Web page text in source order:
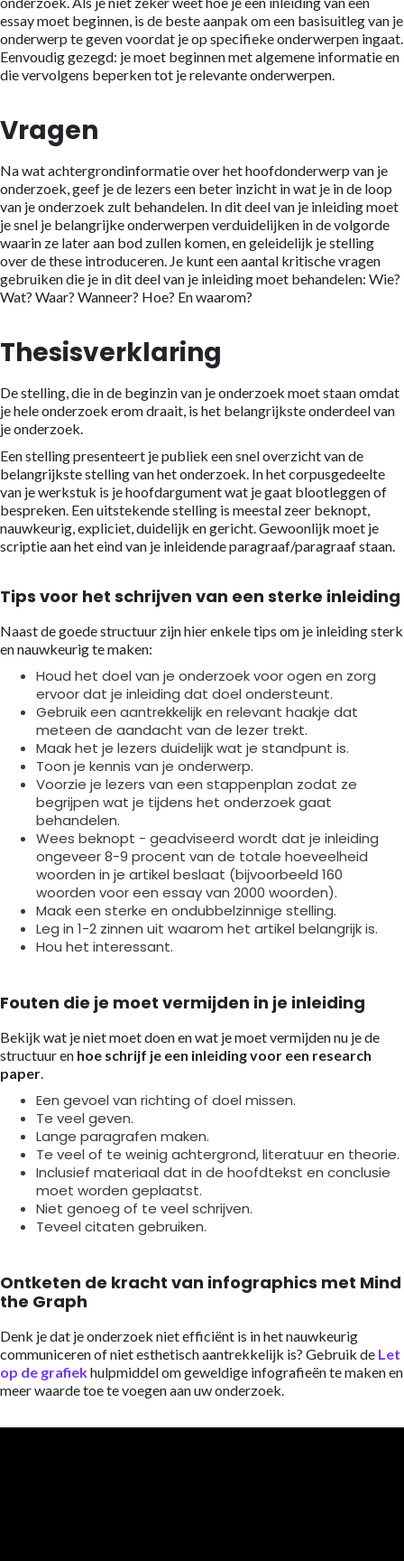
essay moet beginnen, is de beste aanpak om een basisuitleg van je
onderwerp te geven voordat je op specifieke onderwerpen ingaat.
Eenvoudig gezegd: je moet beginnen met algemene informatie en
die vervolgens beperken tot je relevante onderwerpen.
Vragen
Na wat achtergrondinformatie over het hoofdonderwerp van je
onderzoek, geef je de lezers een beter inzicht in wat je in de loop
van je onderzoek zult behandelen. In dit deel van je inleiding moet
je snel je belangrijke onderwerpen verduidelijken in de volgorde
waarin ze later aan bod zullen komen, en geleidelijk je stelling
over de these introduceren. Je kunt een aantal kritische vragen
gebruiken die je in dit deel van je inleiding moet behandelen: Wie?
Wat? Waar? Wanneer? Hoe? En waarom?
Thesisverklaring
De stelling, die in de beginzin van je onderzoek moet staan omdat
je hele onderzoek erom draait, is het belangrijkste onderdeel van
je onderzoek.
Een stelling presenteert je publiek een snel overzicht van de
belangrijkste stelling van het onderzoek. In het corpusgedeelte
van je werkstuk is je hoofdargument wat je gaat blootleggen of
bespreken. Een uitstekende stelling is meestal zeer beknopt,
nauwkeurig, expliciet, duidelijk en gericht. Gewoonlijk moet je
scriptie aan het eind van je inleidende paragraaf/paragraaf staan.
Tips voor het schrijven van een sterke inleiding
Naast de goede structuur zijn hier enkele tips om je inleiding sterk
en nauwkeurig te maken:
Houd het doel van je onderzoek voor ogen en zorg
ervoor dat je inleiding dat doel ondersteunt.
Gebruik een aantrekkelijk en relevant haakje dat
meteen de aandacht van de lezer trekt.
Maak het je lezers duidelijk wat je standpunt is.
Toon je kennis van je onderwerp.
Voorzie je lezers van een stappenplan zodat ze
begrijpen wat je tijdens het onderzoek gaat
behandelen.
Wees beknopt - geadviseerd wordt dat je inleiding
ongeveer 8-9 procent van de totale hoeveelheid
woorden in je artikel beslaat (bijvoorbeeld 160
woorden voor een essay van 2000 woorden).
Maak een sterke en ondubbelzinnige stelling.
Leg in 1-2 zinnen uit waarom het artikel belangrijk is.
Hou het interessant.
Fouten die je moet vermijden in je inleiding
Bekijk wat je niet moet doen en wat je moet vermijden nu je de
structuur en hoe schrijf je een inleiding voor een research
paper.
Een gevoel van richting of doel missen.
Te veel geven.
Lange paragrafen maken.
Te veel of te weinig achtergrond, literatuur en theorie.
Inclusief materiaal dat in de hoofdtekst en conclusie
moet worden geplaatst.
Niet genoeg of te veel schrijven.
Teveel citaten gebruiken.
Ontketen de kracht van infographics met Mind
the Graph
Denk je dat je onderzoek niet efficiënt is in het nauwkeurig
communiceren of niet esthetisch aantrekkelijk is? Gebruik de Let
op de grafiekhulpmiddel om geweldige infografieën te maken en
meer waarde toe te voegen aan uw onderzoek.